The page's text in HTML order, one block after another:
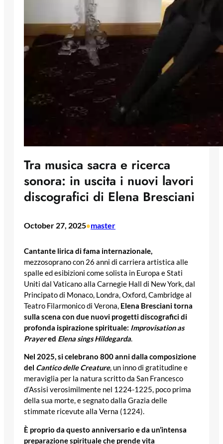
Tra musica sacra e ricerca
sonora: in uscita i nuovi lavori
discografici di Elena Bresciani
October 27, 2025•master
Cantante lirica di fama internazionale,
mezzosoprano con 26 anni di carriera artistica alle
spalle ed esibizioni come solista in Europa e Stati
Uniti dal Vaticano alla Carnegie Hall di New York, dal
Principato di Monaco, Londra, Oxford, Cambridge al
Teatro Filarmonico di Verona, Elena Bresciani torna
sulla scena con due nuovi progetti discografici di
profonda ispirazione spirituale: Improvisation as
Prayered Elena sings Hildegarda.
Nel 2025, si celebrano 800 anni dalla composizione
del Cantico delle Creature, un inno di gratitudine e
meraviglia per la natura scritto da San Francesco
d’Assisi verosimilmente nel 1224-1225, poco prima
della sua morte, e segnato dalla Grazia delle
stimmate ricevute alla Verna (1224).
È proprio da questo anniversario e da un’intensa
preparazione spirituale che prende vita